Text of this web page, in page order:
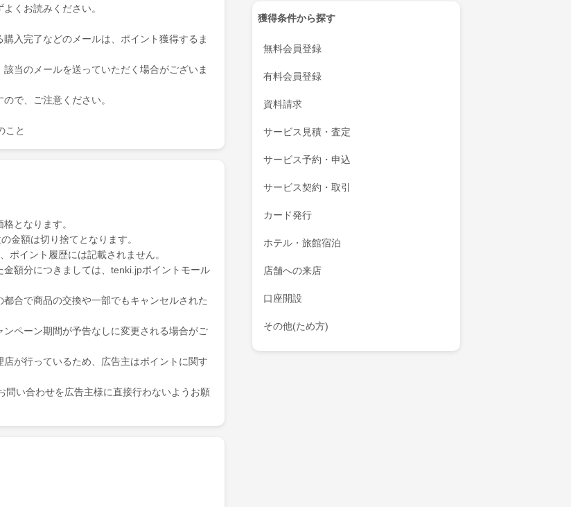
くお読みください。
入完了などのメールは、ポイント獲得するま
当のメールを送っていただく場合がございま
で、ご注意ください。
こと
となります。
金額は切り捨てとなります。
ポイント履歴には記載されません。
額分につきましては、tenki.jpポイントモール
合で商品の交換や一部でもキャンセルされた
ペーン期間が予告なしに変更される場合がご
が行っているため、広告主はポイントに関す
い合わせを広告主様に直接行わないようお願
獲得条件から探す
無料会員登録
有料会員登録
資料請求
サービス見積・査定
サービス予約・申込
サービス契約・取引
カード発行
ホテル・旅館宿泊
店舗への来店
口座開設
その他(ため方)